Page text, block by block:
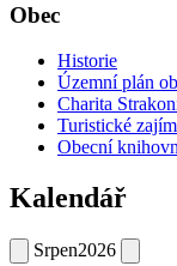
Obec
Historie
Územní plán
Charita
Turistické
Obecní
Kalendář
Srpen2026